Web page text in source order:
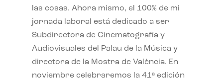
las cosas. Ahora mismo, el 100% de mi
jornada laboral está dedicado a ser
Subdirectora de Cinematografía y
Audiovisuales del Palau de la Música y
directora de la Mostra de València. En
noviembre celebraremos la 41ª edición